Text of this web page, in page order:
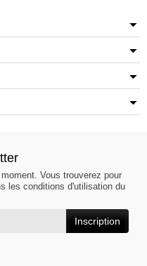
Vous trouverez pour
les conditions d'utilisation du
Inscription